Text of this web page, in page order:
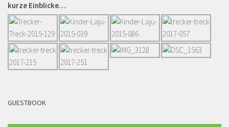
kurze Einblicke…
GUESTBOOK